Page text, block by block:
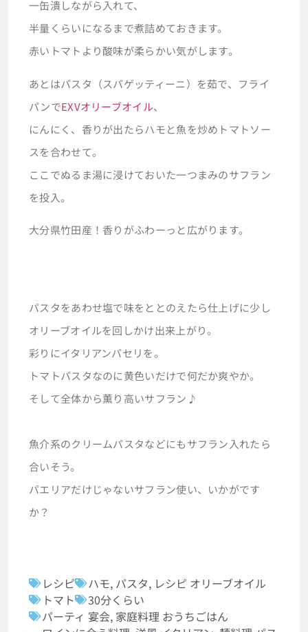
一缶潰しながら入れて、
半量くらいになるまで煮詰めておきます。
赤いトマトより酸味が柔らかい気がします。
あとはパスタ（スパゲッティーニ）を茹で、フライ
パンでEXVオリーブオイル、
にんにく、香りが出たらハモと魚を炒めトマトソー
スを合わせて。
ここでぬるま湯に浸けておいた一つまみのサフラン
を投入。
大分県竹田産！香りがふわーっと広がります。
パスタをあわせ塩で味をととのえたら仕上げに少し
オリーブオイルを回しかけ出来上がり。
彩りにイタリアンパセリを。
トマトパスタなのに黄色いだけで何だか爽やか。
そして全体から薫り高いサフラン♪
魚介系のクリームパスタなどにもサフラン入れたら
合いそう。
パエリアだけじゃないサフラン使い、いかがです
か？
レシピ ハモ, パスタ, レシピ オリーブオイル
トマト
30分くらい
パーティ 宴会, 家庭料理 おうちごはん